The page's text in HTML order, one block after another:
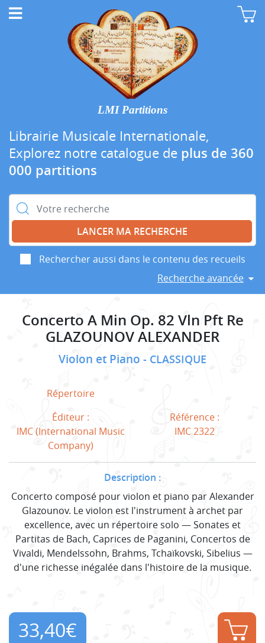
LMI Partitions
Librairie Musicale Internationale,
Explorez notre catalogue de plus de 360
000 partitions
Rechercher :
Rechercher aussi dans le contenu des recueils
Recherche avancée
Concerto A Min Op. 82 Vln Pft Re
GLAZOUNOV ALEXANDER
Violon et Piano CLASSIQUE
Répertoire
Éditeur :
IMC (International Music
Company)
Référence :
IMC 2322
Description :
Concerto composé pour violon et piano par Alexander
Glazounov. Le violon est l'instrument à archet par
excellence, avec un répertoire solo — Sonates et
Partitas de Bach, Caprices de Paganini, Concertos de
Vivaldi, Mendelssohn, Brahms, Tchaïkovski, Sibelius —
d'une richesse inégalée dans l'histoire de la musique.
33,40€